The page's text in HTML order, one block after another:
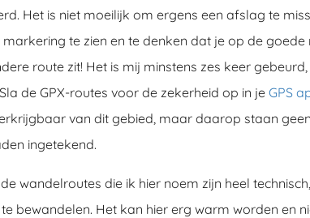
Het is niet moeilijk om ergens een afslag te
te zien en te denken dat je op de
route zit! Het is mij minstens zes keer
de GPX-routes voor de zekerheid op in jeGPS
van dit gebied, maar daarop staan
ingetekend.
wandelroutes die ik hier noem zijn heel
bewandelen. Het kan hier erg warm worden en